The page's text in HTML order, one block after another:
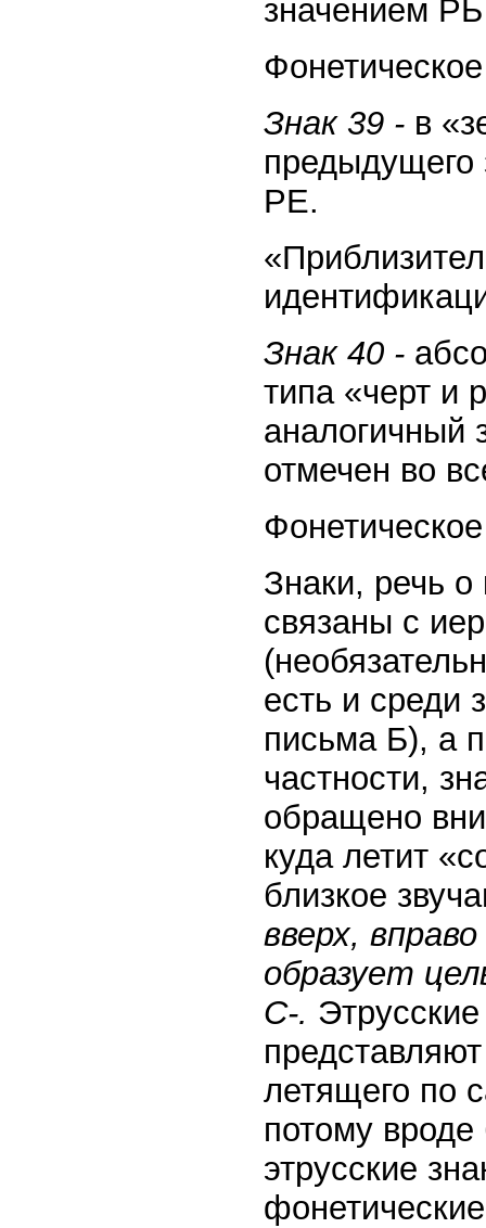
значением
Знак 39 - в
предыдущего
РE.
Знак 40 -
типа «черт и
аналогичный
отмечен во
Знаки, речь о
связаны с
есть и среди
письма Б), а
частности,
обращено
куда летит
близкое
вверх,
образует
С-.
летящего по
потому
этрусские